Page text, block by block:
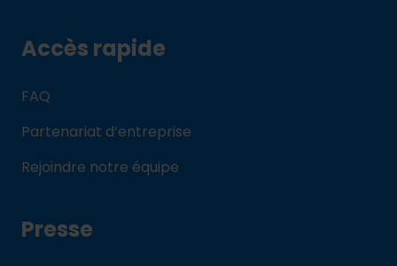
Accès rapide
FAQ
Partenariat d’entreprise
Rejoindre notre équipe
Presse